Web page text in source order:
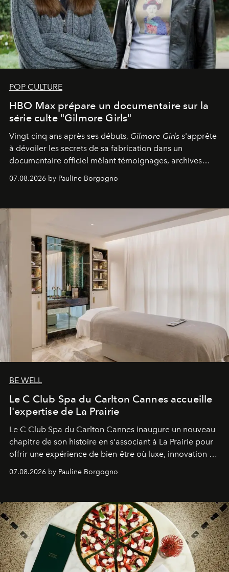
POP CULTURE
HBO Max prépare un documentaire sur la
série culte "Gilmore Girls"
Vingt-cinq ans après ses débuts, Gilmore Girls s'apprête
à dévoiler les secrets de sa fabrication dans un
documentaire officiel mêlant témoignages, archives
inédites et plongée dans les coulisses d'un phénomène
générationnel.
07.08.2026 by Pauline Borgogno
BE WELL
Le C Club Spa du Carlton Cannes accueille
l'expertise de La Prairie
Le C Club Spa du Carlton Cannes inaugure un nouveau
chapitre de son histoire en s'associant à La Prairie pour
offrir une expérience de bien-être où luxe, innovation et
expertise se rencontrent.
07.08.2026 by Pauline Borgogno